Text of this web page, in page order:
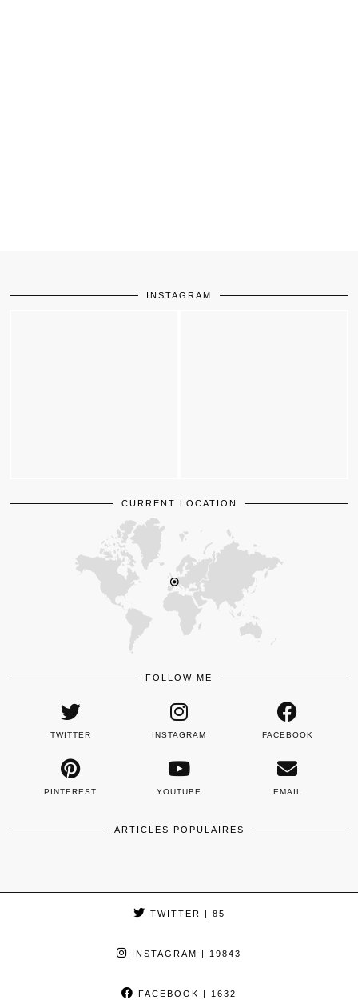
INSTAGRAM
CURRENT LOCATION
FOLLOW ME
TWITTER INSTAGRAM FACEBOOK
PINTEREST YOUTUBE EMAIL
ARTICLES POPULAIRES
TWITTER | 85
INSTAGRAM | 19843
FACEBOOK | 1632